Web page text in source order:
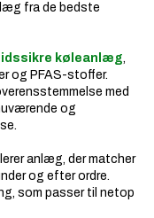
fra de bedste
køleanlæg,
og PFAS-stoffer.
med
og
anlæg, der matcher
og efter ordre.
som passer til netop